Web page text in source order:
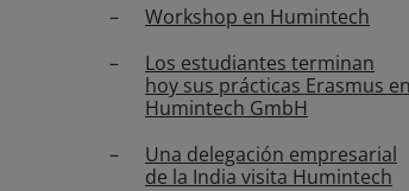
Workshop en Humintech
Los estudiantes terminan
hoy sus prácticas Erasmus en
Humintech GmbH
Una delegación empresarial
de la India visita Humintech